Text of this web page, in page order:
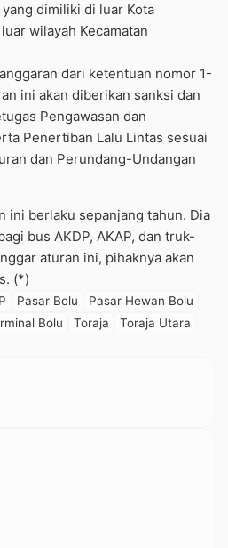
dimiliki di luar Kota
wilayah Kecamatan
dari ketentuan nomor 1-
ini akan diberikan sanksi dan
Pengawasan dan
Penertiban Lalu Lintas sesuai
dan Perundang-Undangan
ini berlaku sepanjang tahun. Dia
bus AKDP, AKAP, dan truk-
aturan ini, pihaknya akan
(*)
Pasar Bolu
Pasar Hewan Bolu
Bolu Toraja
Toraja Utara